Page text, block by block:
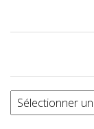
Archives